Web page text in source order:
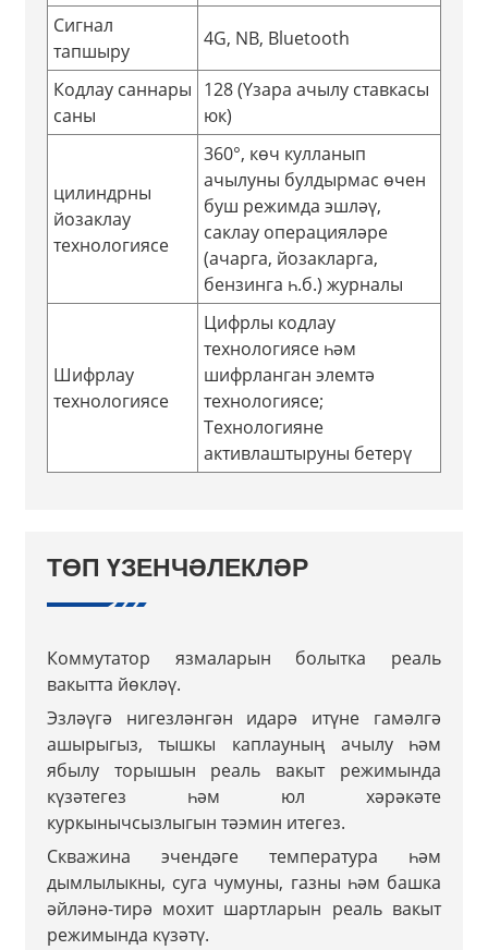
Сигнал
тапшыру
4G, NB, Bluetooth
Кодлау саннары
саны
128 (Үзара ачылу ставкасы
юк)
цилиндрны
йозаклау
технологиясе
360°, көч кулланып
ачылуны булдырмас өчен
буш режимда эшләү,
саклау операцияләре
(ачарга, йозакларга,
бензинга һ.б.) журналы
Шифрлау
технологиясе
Цифрлы кодлау
технологиясе һәм
шифрланган элемтә
технологиясе;
Технологияне
активлаштыруны бетерү
ТӨП ҮЗЕНЧӘЛЕКЛӘР
Коммутатор язмаларын болытка реаль
вакытта йөкләү.
Эзләүгә нигезләнгән идарә итүне гамәлгә
ашырыгыз, тышкы каплауның ачылу һәм
ябылу торышын реаль вакыт режимында
күзәтегез һәм юл хәрәкәте
куркынычсызлыгын тәэмин итегез.
Скважина эчендәге температура һәм
дымлылыкны, суга чумуны, газны һәм башка
әйләнә-тирә мохит шартларын реаль вакыт
режимында күзәтү.